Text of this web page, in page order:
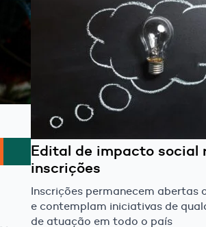
Edital de impacto social
inscrições
Inscrições permanecem abertas
e contemplam iniciativas de
de atuação em todo o país